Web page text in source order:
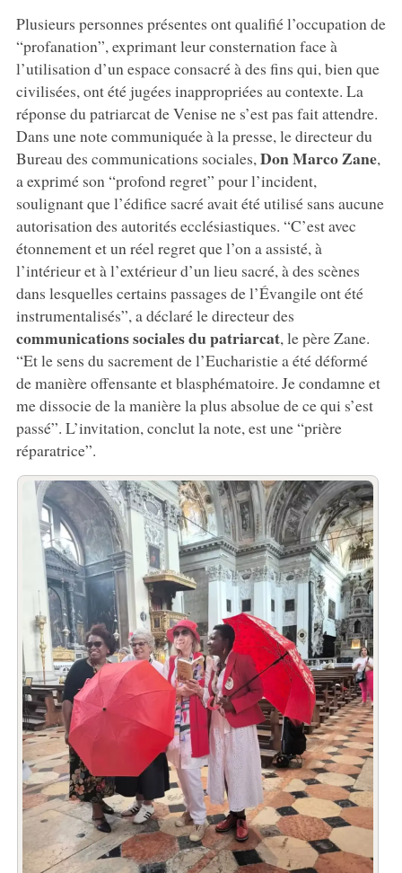
Plusieurs personnes présentes ont qualifié l’occupation de
“profanation”, exprimant leur consternation face à
l’utilisation d’un espace consacré à des fins qui, bien que
civilisées, ont été jugées inappropriées au contexte. La
réponse du patriarcat de Venise ne s’est pas fait attendre.
Dans une note communiquée à la presse, le directeur du
Bureau des communications sociales,Don Marco Zane,
a exprimé son “profond regret” pour l’incident,
soulignant que l’édifice sacré avait été utilisé sans aucune
autorisation des autorités ecclésiastiques. “C’est avec
étonnement et un réel regret que l’on a assisté, à
l’intérieur et à l’extérieur d’un lieu sacré, à des scènes
dans lesquelles certains passages de l’Évangile ont été
instrumentalisés”, a déclaré le directeur des
communications sociales du patriarcat, le père Zane.
“Et le sens du sacrement de l’Eucharistie a été déformé
de manière offensante et blasphématoire. Je condamne et
me dissocie de la manière la plus absolue de ce qui s’est
passé”. L’invitation, conclut la note, est une “prière
réparatrice”.